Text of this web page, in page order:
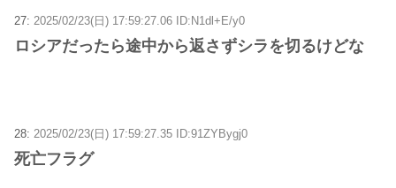
27: 2025/02/23(日) 17:59:27.06 ID:N1dl+E/y0
ロシアだったら途中から返さずシラを切るけどな
28: 2025/02/23(日) 17:59:27.35 ID:91ZYBygj0
死亡フラグ